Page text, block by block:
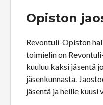
Opiston
Revontuli-Opiston
toimielin on
kuuluu kaksi jäsentä
jäsenkunnasta.
jäsentä ja heille kuusi